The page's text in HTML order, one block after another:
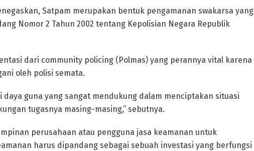
Satpam merupakan bentuk pengamanan swakarsa yang
Nomor 2 Tahun 2002 tentang Kepolisian Negara Republik
dari community policing (Polmas) yang perannya vital karena
oleh polisi semata.
daya guna yang sangat mendukung dalam menciptakan situasi
tugasnya masing-masing,” sebutnya.
perusahaan atau pengguna jasa keamanan untuk
harus dipandang sebagai sebuah investasi yang berfungsi